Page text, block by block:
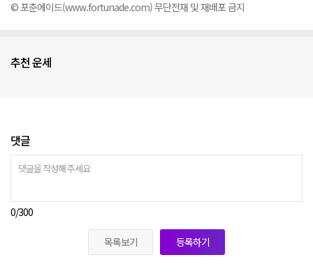
© 포춘에이드(www.fortunade.com) 무단전재 및 재배포 금지
추천 운세
댓글
0/300
목록보기 등록하기